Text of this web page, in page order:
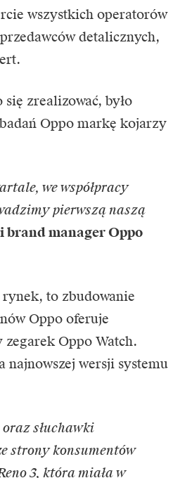
wszystkich operatorów
detalicznych,
zrealizować, było
Oppo markę kojarzy
we współpracy
pierwszą naszą
brand manager Oppo
to zbudowanie
Oppo oferuje
Oppo Watch.
najnowszej wersji systemu
słuchawki
strony konsumentów
3, która miała w